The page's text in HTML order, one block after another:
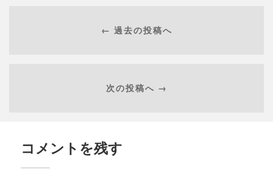
← 過去の投稿へ
次の投稿へ →
コメントを残す